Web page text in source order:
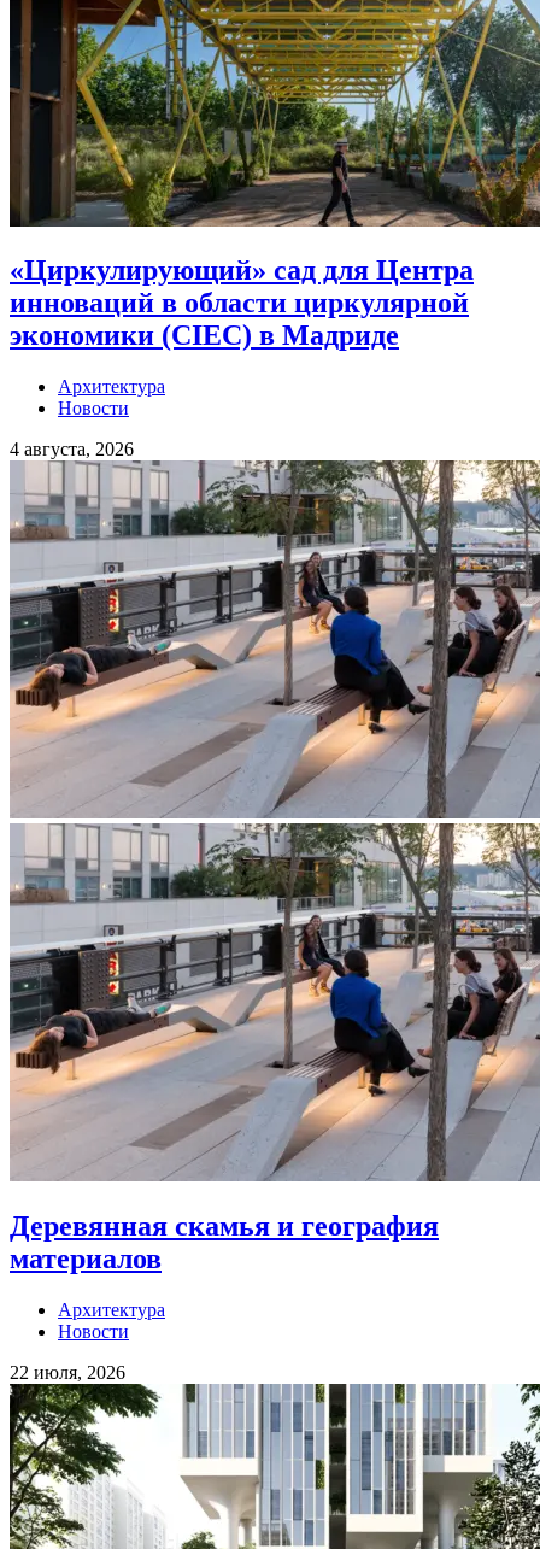
«Циркулирующий» сад для Центра
инноваций в области циркулярной
экономики (CIEC) в Мадриде
Архитектура
Новости
4 августа, 2026
Деревянная скамья и география
материалов
Архитектура
Новости
22 июля, 2026